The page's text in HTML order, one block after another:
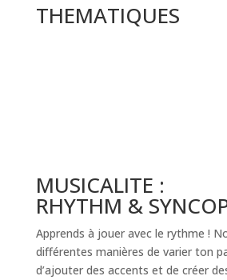
THEMATIQUES
MUSICALITE :
RHYTHM &
Apprends à jouer avec le rythme !
différentes manières de varier ton
d’ajouter des accents et de créer